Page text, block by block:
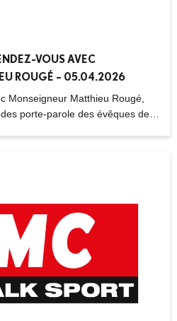
VOUS AVEC
ROUGÉ – 05.04.2026
Monseigneur Matthieu Rougé,
porte-parole des évêques de